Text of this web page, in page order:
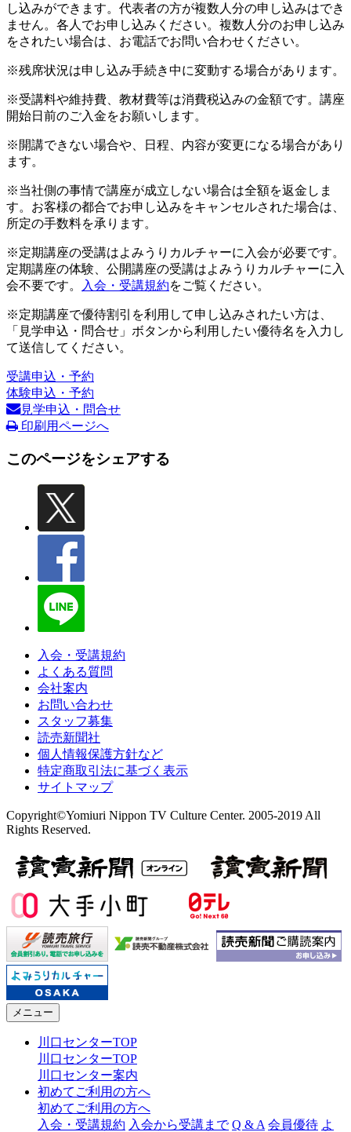
し込みができます。代表者の方が複数人分の申し込みはでき
ません。各人でお申し込みください。複数人分のお申し込み
をされたい場合は、お電話でお問い合わせください。
※残席状況は申し込み手続き中に変動する場合があります。
※受講料や維持費、教材費等は消費税込みの金額です。講座
開始日前のご入金をお願いします。
※開講できない場合や、日程、内容が変更になる場合があり
ます。
※当社側の事情で講座が成立しない場合は全額を返金しま
す。お客様の都合でお申し込みをキャンセルされた場合は、
所定の手数料を承ります。
※定期講座の受講はよみうりカルチャーに入会が必要です。
定期講座の体験、公開講座の受講はよみうりカルチャーに入
会不要です。
入会・受講規約をご覧ください。
※定期講座で優待割引を利用して申し込みされたい方は、
「見学申込・問合せ」ボタンから利用したい優待名を入力し
て送信してください。
受講申込・予約
体験申込・予約
見学申込・問合せ
印刷用ページへ
このページをシェアする
入会・受講規約
よくある質問
会社案内
お問い合わせ
スタッフ募集
読売新聞社
個人情報保護方針など
特定商取引法に基づく表示
サイトマップ
Copyright©Yomiuri Nippon TV Culture Center. 2005-2019 All
Rights Reserved.
メニュー
川口センターTOP
川口センターTOP
川口センター案内
初めてご利用の方へ
初めてご利用の方へ
入会・受講規約 入会から受講まで Q & A 会員優待 よ